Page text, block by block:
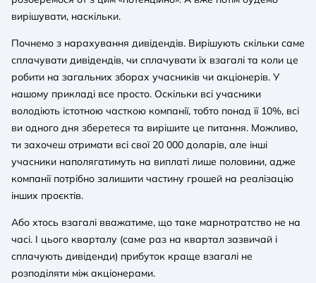
вирішувати, наскільки.
Почнемо з нарахування дивідендів. Вирішують скільки саме
сплачувати дивідендів, чи сплачувати їх взагалі та коли це
робити на загальних зборах учасників чи акціонерів. У
нашому прикладі все просто. Оскільки всі учасники
володіють істотною часткою компанії, тобто понад її 10%, всі
ви одного дня зберетеся та вирішите це питання. Можливо,
ти захочеш отримати всі свої 20 000 доларів, але інші
учасники наполягатимуть на виплаті лише половини, адже
компанії потрібно залишити частину грошей на реалізацію
інших проєктів.
Або хтось взагалі вважатиме, що таке марнотратство не на
часі. І цього кварталу (саме раз на квартал зазвичай і
сплачують дивіденди) прибуток краще взагалі не
розподіляти між акціонерами.